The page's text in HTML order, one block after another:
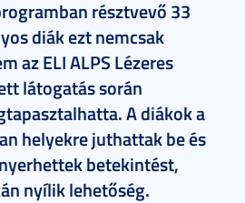
résztvevő 33
diák ezt nemcsak
az ELI ALPS Lézeres
látogatás során
A diákok a
helyekre juthattak be és
betekintést,
nyílik lehetőség.